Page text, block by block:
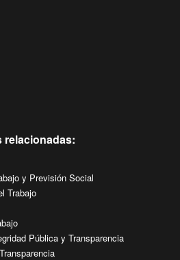
relacionadas:
y Previsión Social
Trabajo
Pública y Transparencia